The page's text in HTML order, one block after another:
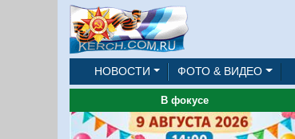
НОВОСТИ ФОТО & ВИДЕО
В фокусе